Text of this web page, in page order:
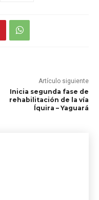
Artículo siguiente
Inicia segunda fase de
rehabilitación de la vía
Íquira – Yaguará